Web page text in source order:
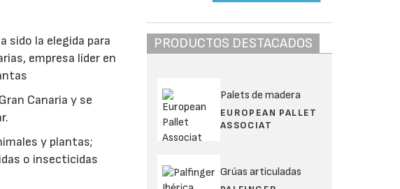
sido la elegida para
empresa líder en
Canaria y se
y plantas;
o insecticidas
PRODUCTOS DESTACADOS
Palets de madera
EUROPEAN PALLET
ASSOCIAT
Grúas articuladas